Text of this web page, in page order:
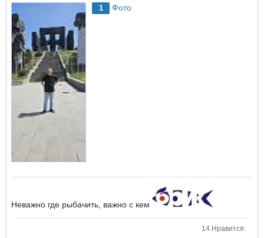
1 Фото
Неважно где рыбачить, важно с кем
14 Нравится: